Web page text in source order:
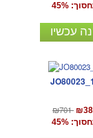
45%
עכשיו
₪701
45%